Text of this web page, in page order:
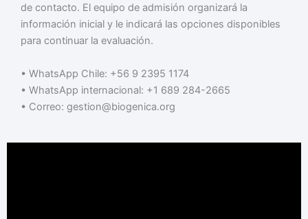
de contacto. El equipo de admisión organizará la
información inicial y le indicará las opciones disponibles
para continuar la evaluación.
• WhatsApp Chile: +56 9 2395 1174
• WhatsApp internacional: +1 689 284-2665
• Correo: gestion@biogenica.org